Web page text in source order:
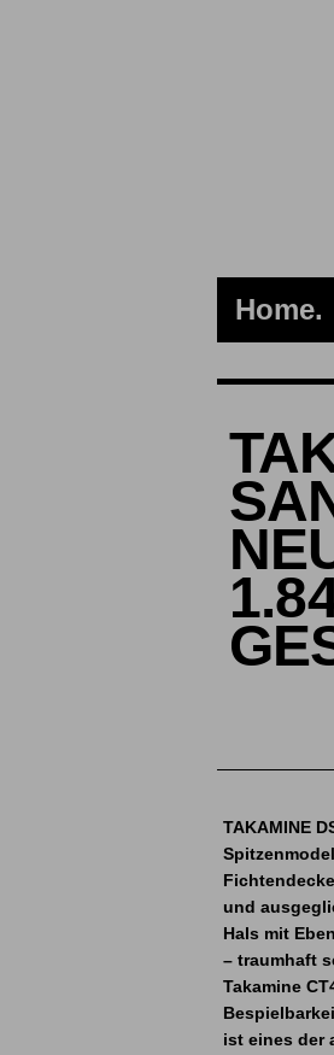
Home
TAKAMINE
und
Hals mit
– traumhaft
Takamine
ist eines der